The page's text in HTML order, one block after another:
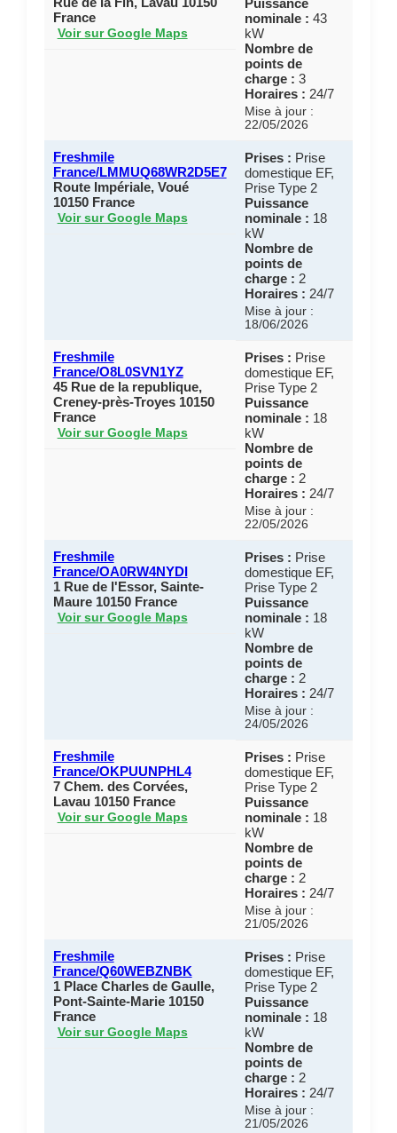
France
Voir sur Google Maps
nominale : 43
kW
Nombre de
points de
charge : 3
Horaires : 24/7
Mise à jour :
22/05/2026
Freshmile
France/LMMUQ68WR2D5E7
Route Impériale, Voué
10150 France
Voir sur Google Maps
Prises : Prise
domestique EF,
Prise Type 2
Puissance
nominale : 18
kW
Nombre de
points de
charge : 2
Horaires : 24/7
Mise à jour :
18/06/2026
Freshmile
France/O8L0SVN1YZ
45 Rue de la republique,
Creney-près-Troyes 10150
France
Voir sur Google Maps
Prises : Prise
domestique EF,
Prise Type 2
Puissance
nominale : 18
kW
Nombre de
points de
charge : 2
Horaires : 24/7
Mise à jour :
22/05/2026
Freshmile
France/OA0RW4NYDI
1 Rue de l'Essor, Sainte-
Maure 10150 France
Voir sur Google Maps
Prises : Prise
domestique EF,
Prise Type 2
Puissance
nominale : 18
kW
Nombre de
points de
charge : 2
Horaires : 24/7
Mise à jour :
24/05/2026
Freshmile
France/OKPUUNPHL4
7 Chem. des Corvées,
Lavau 10150 France
Voir sur Google Maps
Prises : Prise
domestique EF,
Prise Type 2
Puissance
nominale : 18
kW
Nombre de
points de
charge : 2
Horaires : 24/7
Mise à jour :
21/05/2026
Freshmile
France/Q60WEBZNBK
1 Place Charles de Gaulle,
Pont-Sainte-Marie 10150
France
Voir sur Google Maps
Prises : Prise
domestique EF,
Prise Type 2
Puissance
nominale : 18
kW
Nombre de
points de
charge : 2
Horaires : 24/7
Mise à jour :
21/05/2026